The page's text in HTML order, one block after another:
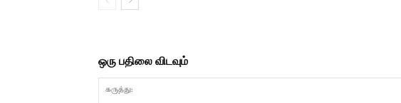
ஒரு பதிலை விடவும்